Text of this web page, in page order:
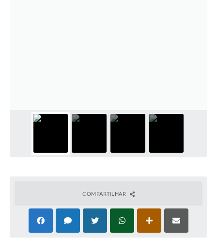
Central de Serviço
Banco do Povo
COMPARTILHAR